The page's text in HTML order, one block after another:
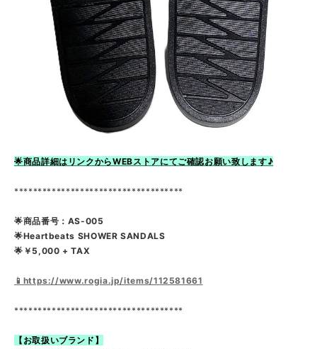
🌟商品詳細はリンクからWEBストアにてご確認お願い致します♪
************************************
🌟商品番号：AS-005
🌟Heartbeats SHOWER SANDALS
🌟￥5,000 + TAX
📱https://www.rogia.jp/items/112581661
************************************
【お取扱いブランド】